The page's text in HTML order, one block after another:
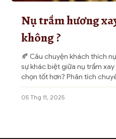
phẩm
Nụ trầm hương
không ?
🍂 Câu chuyện khách thích
sự khác biệt giữa nụ trầm
chọn tốt hơn? Phân tích
hương, tỉa dác, và bí quyết
cháy hết, […]
05 Thg 11, 2025